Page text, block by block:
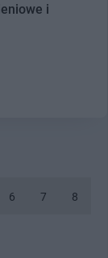
i
6 7 8